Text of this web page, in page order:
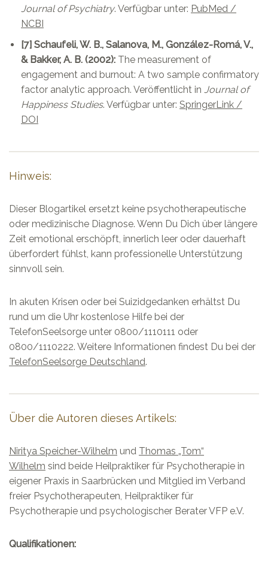
Journal of Psychiatry. Verfügbar unter: PubMed /
NCBI
[7] Schaufeli, W. B., Salanova, M., González-Romá, V.,
& Bakker, A. B. (2002): The measurement of
engagement and burnout: A two sample confirmatory
factor analytic approach. Veröffentlicht in Journal of
Happiness Studies. Verfügbar unter: SpringerLink /
DOI
Hinweis:
Dieser Blogartikel ersetzt keine psychotherapeutische
oder medizinische Diagnose. Wenn Du Dich über längere
Zeit emotional erschöpft, innerlich leer oder dauerhaft
überfordert fühlst, kann professionelle Unterstützung
sinnvoll sein.
In akuten Krisen oder bei Suizidgedanken erhältst Du
rund um die Uhr kostenlose Hilfe bei der
TelefonSeelsorge unter 0800/1110111 oder
0800/1110222. Weitere Informationen findest Du bei der
TelefonSeelsorge Deutschland.
Über die Autoren dieses Artikels:
Niritya Speicher-Wilhelm und Thomas „Tom“
Wilhelm sind beide Heilpraktiker für Psychotherapie in
eigener Praxis in Saarbrücken und Mitglied im Verband
freier Psychotherapeuten, Heilpraktiker für
Psychotherapie und psychologischer Berater VFP e.V.
Qualifikationen: